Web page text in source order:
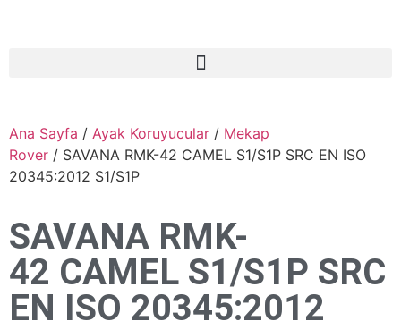
Ana Sayfa / Ayak Koruyucular / Mekap
Rover / SAVANA RMK-42 CAMEL S1/S1P SRC EN ISO
20345:2012 S1/S1P
SAVANA RMK-
42 CAMEL S1/S1P SRC
EN ISO 20345:2012